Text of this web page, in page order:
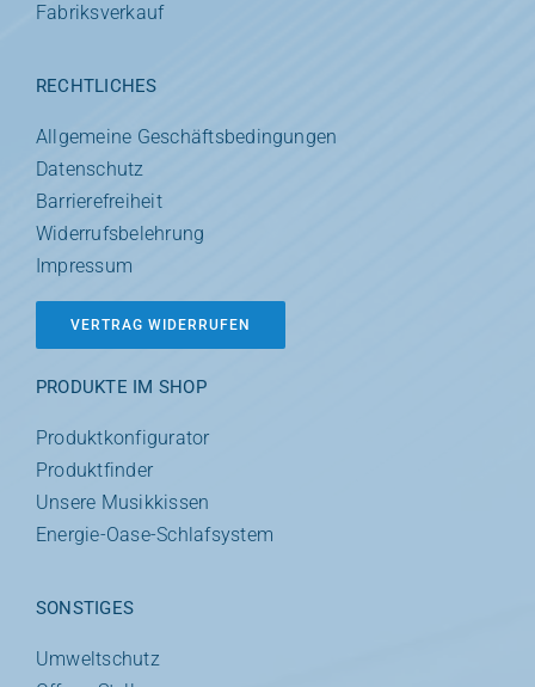
Fabriksverkauf
RECHTLICHES
Allgemeine Geschäftsbedingungen
Datenschutz
Barrierefreiheit
Widerrufsbelehrung
Impressum
VERTRAG WIDERRUFEN
PRODUKTE IM SHOP
Produktkonfigurator
Produktfinder
Unsere Musikkissen
Energie-Oase-Schlafsystem
SONSTIGES
Umweltschutz